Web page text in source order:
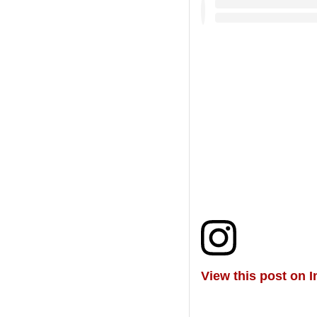
View this post on